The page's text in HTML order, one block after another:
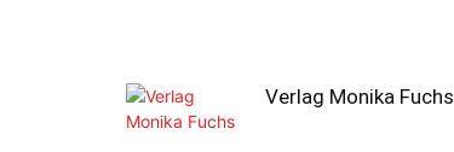
Verlag Monika Fuchs